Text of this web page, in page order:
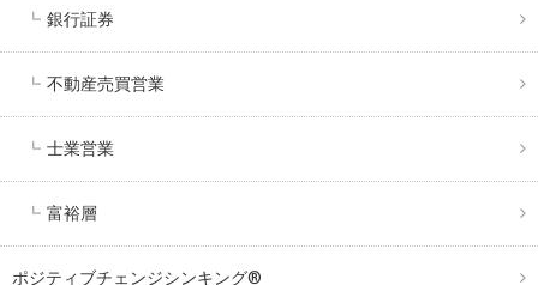
銀行証券
不動産売買営業
士業営業
富裕層
ポジティブチェンジシンキング®️